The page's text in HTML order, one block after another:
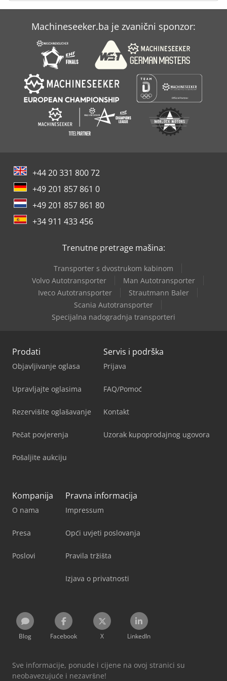
Case Ih Mx 135
Case Ih Mx 150
Case Ih Mxm 130
Machineseeker.ba je zvanični sponzor:
+44 20 331 800 72
+49 201 857 861 0
+49 201 857 861 80
+34 911 433 456
Trenutne pretrage mašina:
Transporter s dvostrukom kabinom
Volvo Autotransporter
Man Autotransporter
Iveco Autotransporter
Strautmann Baler
Scania Autotransporter
Specijalna nadogradnja transporteri
Prodati
Objavljivanje oglasa
Upravljajte oglasima
Rezervišite oglašavanje
Pečat povjerenja
Pošaljite aukciju
Servis i podrška
Prijava
FAQ/Pomoć
Kontakt
Uzorak kupoprodajnog ugovora
Kompanija
O nama
Presa
Poslovi
Pravna informacija
Impressum
Opći uvjeti poslovanja
Pravila tržišta
Izjava o privatnosti
Blog Facebook X LinkedIn
Sve informacije, ponude i cijene na ovoj stranici su
neobavezujuće i nezavršne!